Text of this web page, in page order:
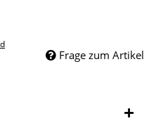
Frage zum Artikel